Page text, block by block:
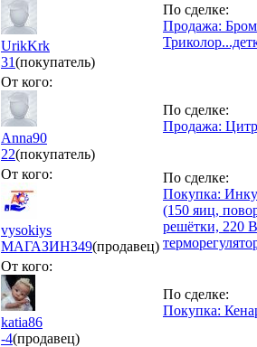
UrikKrk
31(покупатель)
По сделке:
Продажа:
От кого:
Anna90
22(покупатель)
По сделке:
Продажа:
От кого:
vysokiys
МАГАЗИН349(продавец)
По сделке:
Покупка:
(150 яиц,
решётки, 220
От кого:
katia86
-4(продавец)
По сделке:
Покупка: